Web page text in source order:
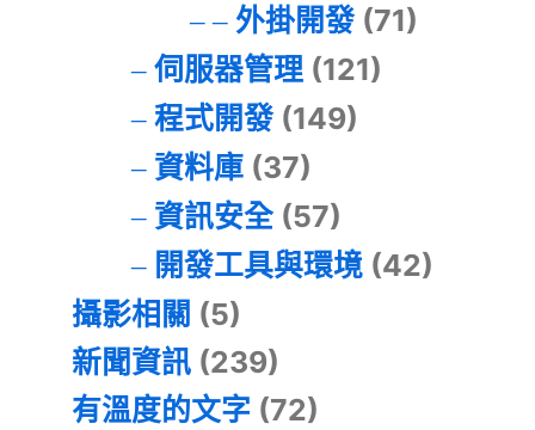
外掛開發(71)
伺服器管理(121)
程式開發(149)
資料庫(37)
資訊安全(57)
開發工具與環境(42)
攝影相關 (5)
新聞資訊 (239)
有溫度的文字 (72)